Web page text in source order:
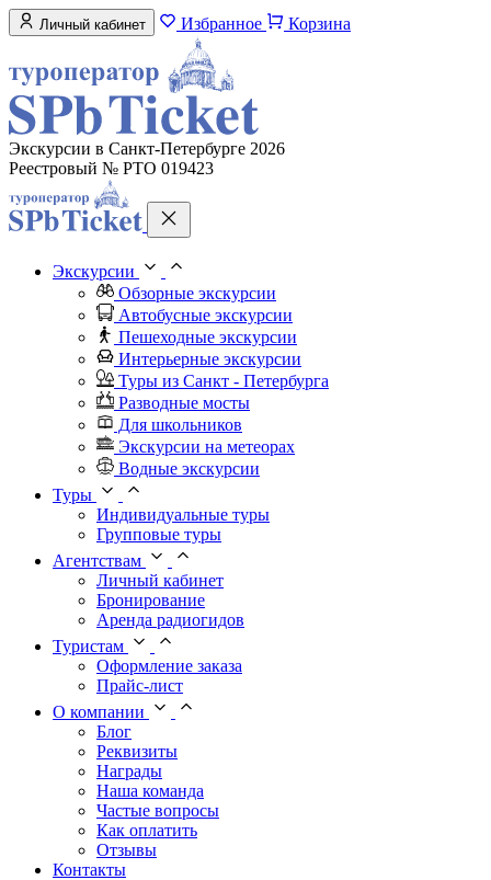
Личный кабинет Избранное Корзина
Экскурсии в Санкт-Петербурге 2026
Реестровый № РТО 019423
Экскурсии
Обзорные экскурсии
Автобусные экскурсии
Пешеходные экскурсии
Интерьерные экскурсии
Туры из Санкт - Петербурга
Разводные мосты
Для школьников
Экскурсии на метеорах
Водные экскурсии
Туры
Индивидуальные туры
Групповые туры
Агентствам
Личный кабинет
Бронирование
Аренда радиогидов
Туристам
Оформление заказа
Прайс-лист
О компании
Блог
Реквизиты
Награды
Наша команда
Частые вопросы
Как оплатить
Отзывы
Контакты